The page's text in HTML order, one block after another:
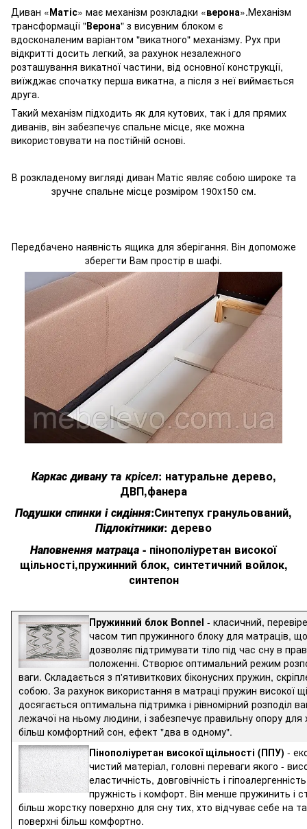
Диван «Матіс» має механізм розкладки «верона».Механізм
трансформації "Верона" з висувним блоком є
вдосконаленим варіантом "викатного" механізму. Рух при
відкритті досить легкий, за рахунок незалежного
розташування викатної частини, від основної конструкції,
виїжджає спочатку перша викатна, а після з неї виймається
друга.
Такий механізм підходить як для кутових, так і для прямих
диванів, він забезпечує спальне місце, яке можна
використовувати на постійній основі.
В розкладеному вигляді диван Матіс являє собою широке та
зручне спальне місце розміром 190х150 см.
Передбачено наявність ящика для зберігання. Він допоможе
зберегти Вам простір в шафі.
Каркас диванута крісел: натуральне дерево,
ДВП,фанера
Подушки спинки і сидіння:Синтепух гранульований,
Підлокітники: дерево
Наповнення матраца - пінополіуретан високої
щільності,пружинний блок, синтетичний войлок,
синтепон
Пружинний блок Bonnel - класичний,
часом тип пружинного блоку для матраців, що
дозволяє підтримувати тіло під час сну в
положенні. Створює оптимальний режим
ваги. Складається з п'ятивиткових біконусних пружин,
собою. За рахунок використання в матраці пружин високої
досягається оптимальна підтримка і рівномірний розподіл
лежачої на ньому людини, і забезпечує правильну опору для
більш комфортний сон, ефект "два в одному".
Пінополіуретан високої щільності (ППУ) -
чистий матеріал, головні переваги якого -
еластичність, довговічність і
пружність і комфорт. Він менше пружинить і
більш жорстку поверхню для сну тих, хто відчуває себе на
поверхні більш комфортно.